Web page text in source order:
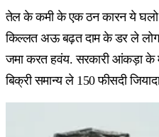
तेल के कमी के एक ठन कारन ये
किल्लत अऊ बढ़त दाम के डर ले
जमा करत हवंय. सरकारी आंकड़ा
बिक्री समान्य ले 150 फीसदी